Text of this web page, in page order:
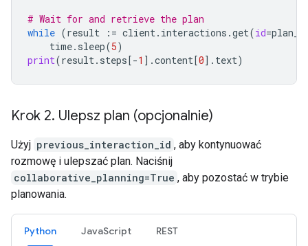
# Wait for and retrieve the plan
while (result := client. interactions .get(id=
time. sleep(5)
print(result. steps[-1 ] .content[0] . text)
Krok 2. Ulepsz plan (opcjonalnie)
Użyj previous_interaction_id , aby kontynuować
rozmowę i ulepszać plan. Naciśnij
collaborative_planning=True , aby pozostać w trybie
planowania.
Python JavaScript REST